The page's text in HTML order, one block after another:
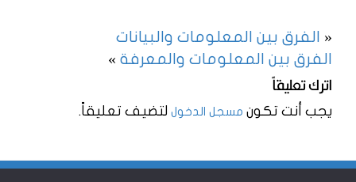
« الفرق بين المعلومات والبيانات
الفرق بين المعلومات والمعرفة »
اترك تعليقاً
يجب أنت تكون مسجل الدخول لتضيف تعليقاً.